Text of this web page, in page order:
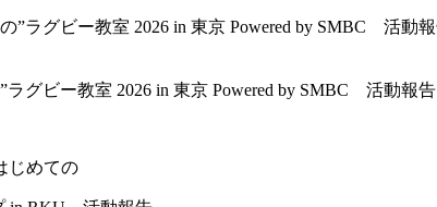
”ラグビー教室 2026 in 東京 Powered by SMBC 活動報告
じめての